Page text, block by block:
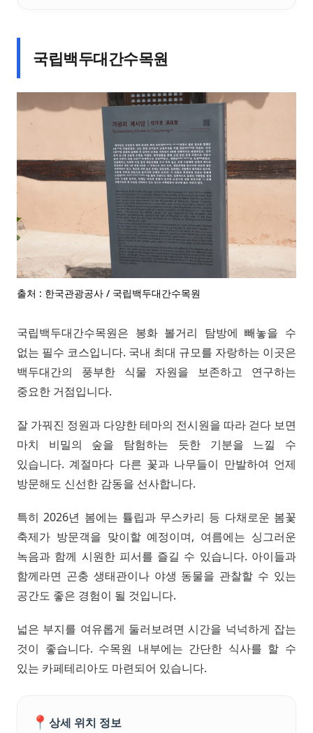
국립백두대간수목원
출처 : 한국관광공사 / 국립백두대간수목원
국립백두대간수목원은 봉화 볼거리 탐방에 빼놓을 수
없는 필수 코스입니다. 국내 최대 규모를 자랑하는 이곳은
백두대간의 풍부한 식물 자원을 보존하고 연구하는
중요한 거점입니다.
잘 가꿔진 정원과 다양한 테마의 전시원을 따라 걷다 보면
마치 비밀의 숲을 탐험하는 듯한 기분을 느낄 수
있습니다. 계절마다 다른 꽃과 나무들이 만발하여 언제
방문해도 신선한 감동을 선사합니다.
특히 2026년 봄에는 튤립과 무스카리 등 다채로운 봄꽃
축제가 방문객을 맞이할 예정이며, 여름에는 싱그러운
녹음과 함께 시원한 피서를 즐길 수 있습니다. 아이들과
함께라면 곤충 생태관이나 야생 동물을 관찰할 수 있는
공간도 좋은 경험이 될 것입니다.
넓은 부지를 여유롭게 둘러보려면 시간을 넉넉하게 잡는
것이 좋습니다. 수목원 내부에는 간단한 식사를 할 수
있는 카페테리아도 마련되어 있습니다.
📍 상세 위치 정보